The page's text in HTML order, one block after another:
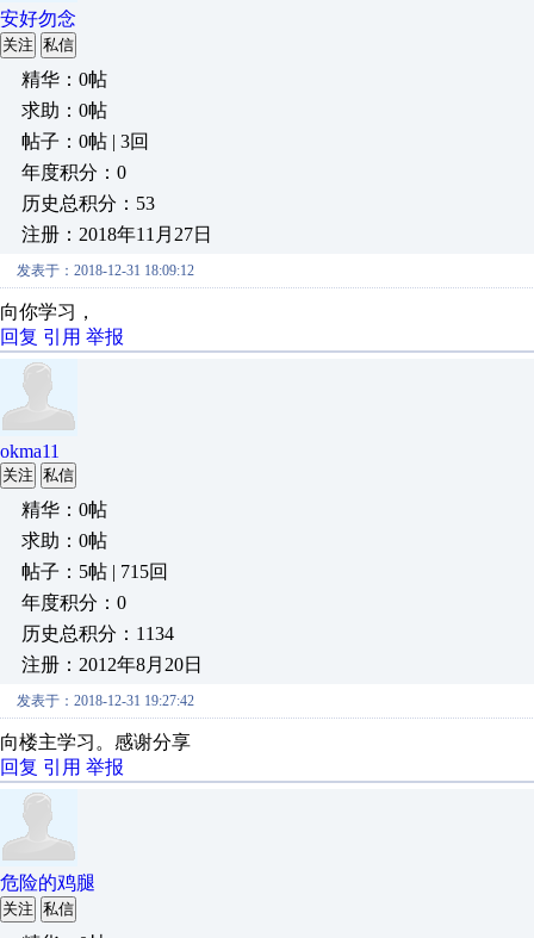
安好勿念
关注 私信
精华：0帖
求助：0帖
帖子：0帖 | 3回
年度积分：0
历史总积分：53
注册：2018年11月27日
发表于：2018-12-31 18:09:12
向你学习，
回复 引用 举报
okma11
关注 私信
精华：0帖
求助：0帖
帖子：5帖 | 715回
年度积分：0
历史总积分：1134
注册：2012年8月20日
发表于：2018-12-31 19:27:42
向楼主学习。感谢分享
回复 引用 举报
危险的鸡腿
关注 私信